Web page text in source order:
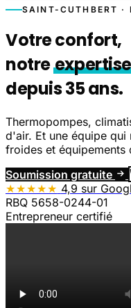
SAINT-CUTHBERT ·
Votre confort,
notreexpertise
depuis 35 ans.
Thermopompes,
d'air. Et une équipe qui
froides et équipements
Soumission gratuite
★★★★★ 4,9 sur
RBQ 5658-0244-01
Entrepreneur certifié